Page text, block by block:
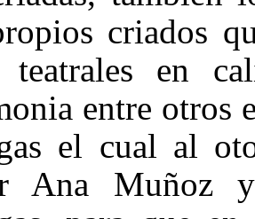
criados
teatrales en
entre otros
el cual al
Ana Muñoz